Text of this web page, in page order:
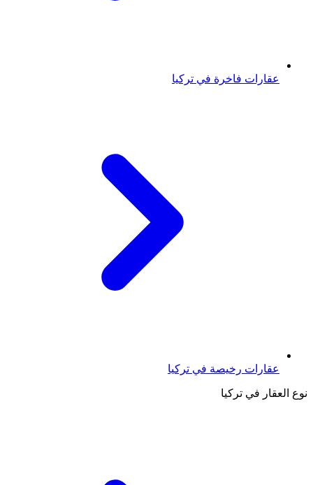
عقارات فاخرة في تركيا
عقارات رخيصة في تركيا
نوع العقار في تركيا